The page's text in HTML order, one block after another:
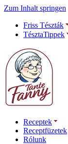
Zum Inhalt springen
Friss Tészták
TésztaTippek
Receptek
Receptfüzetek
Rólunk